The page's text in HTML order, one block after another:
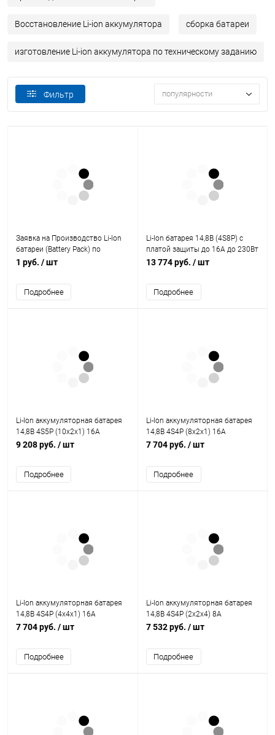
Восстановление Li-ion аккумулятора сборка батареи
изготовление Li-ion аккумулятора по техническому заданию
Фильтр популярности
Заявка на Производство Li-Ion
батареи (Battery Pack) по
вашему ТЗ
1 руб. / шт
Подробнее
Li-Ion батарея 14,8В (4S8P) с
платой защиты до 16А до 230Вт
(замена WP12-12)
13 774 руб. / шт
Подробнее
Li-Ion аккумуляторная батарея
14,8В 4S5P (10x2x1) 16A
9 208 руб. / шт
Подробнее
Li-Ion аккумуляторная батарея
14,8В 4S4P (8x2x1) 16A
7 704 руб. / шт
Подробнее
Li-Ion аккумуляторная батарея
14,8В 4S4P (4x4x1) 16A
7 704 руб. / шт
Подробнее
Li-Ion аккумуляторная батарея
14,8В 4S4P (2x2x4) 8A
7 532 руб. / шт
Подробнее